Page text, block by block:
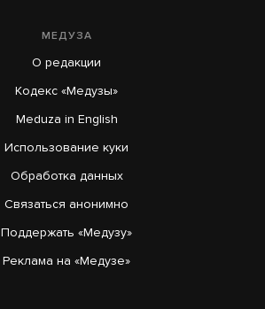
МЕДУЗА
О редакции
Кодекс «Медузы»
Meduza in English
Использование куки
Обработка данных
Связаться анонимно
Поддержать «Медузу»
Реклама на «Медузе»